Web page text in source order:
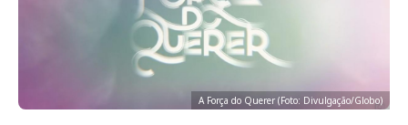
A Força do Querer (Foto: Divulgação/Globo)